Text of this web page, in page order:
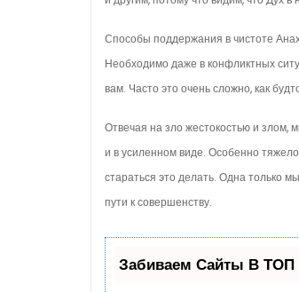
Способы поддержания в чистоте
Необходимо даже в конфликтных
вам. Часто это очень сложно, как
Отвечая на зло жесто­костью и
и в усиленном виде. Особенно
стараться это делать. Одна только
пути к совершенству.
Забиваем Сайты В